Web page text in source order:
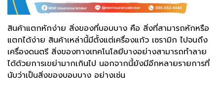
สินค้าแตกหักง่าย สิ่งของที่บอบบาง คือ สิ่งที่สามารถหักหรือ
แตกได้ง่าย สินค้าเหล่านี้มีตั้งแต่เครื่องแก้ว เซรามิก ไปจนถึง
เครื่องดนตรี สิ่งของทางเทคโนโลยีบางอย่างสามารถทำลาย
ได้ด้วยการเขย่ามากเกินไป นอกจากนี้ยังมีอีกหลายรายการที่
นับว่าเป็นสิ่งของบอบบาง อย่างเช่น